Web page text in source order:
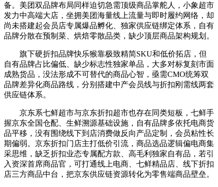
备。美团双品牌布局同样迫切急需顶级商品掌舵人，小象超市
发力中高端大店，坐拥美团海量线上流量与即时履约网络，却
尚未搭建起会员店专属爆品孵化、独家供应链绑定体系，自有
品牌分散在预制菜、烘焙零散品类，缺少顶层商品架构规划。
旗下硬折扣品牌快乐猴靠极致精简SKU和低价拓店，但
自有品牌占比偏低、缺少标志性独家单品，大多对标复刻市面
成熟货品，没法形成不可替代的商品心智，亟需CMO统筹双
品牌差异化商品路线，分别搭建中产会员线与折扣刚需线两套
供应链体系。
京东系七鲜超市与京东折扣超市也存在同类短板，七鲜手
握京东全国仓配、生鲜溯源基础设施，自有品牌多依托电商货
品平移，没有围绕线下到店消费做反向产品定制，会员粘性长
期偏弱。京东折扣门店主打低价引流，商品选品逻辑偏电商集
采思维，缺乏折扣业态专属配方款、高毛利独家自有品，若引
入资深首席商品官，可打通线上电商、七鲜精品店、线下折扣
店三方商品中台，把京东供应链资源转化为零售端商品壁垒。